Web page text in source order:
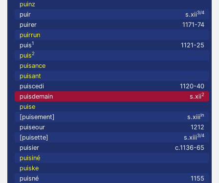
puinz
puir
s.xii3/4
puirer
1171-74
puirrun
puis1
1121-25
puis2
puisance
puisant
puiscedi
1120-40
puisdemain
s.xii2
puise
[puisement]
s.xiiiin
puiseour
1212
[puisette]
s.xiii3/4
puisier
c.1136-65
puisiné
puiske
puisné
1155